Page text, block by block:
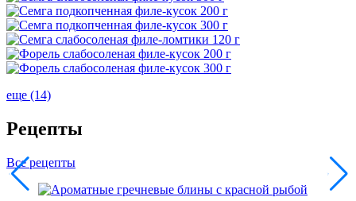
еще (14)
Рецепты
Все рецепты